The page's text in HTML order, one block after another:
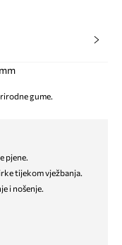
gume.
pjene.
tijekom vježbanja.
i nošenje.